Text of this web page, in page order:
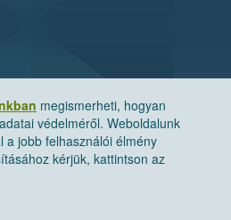
megismerheti, hogyan
védelméről. Weboldalunk
a jobb felhasználói élmény
kérjük, kattintson az